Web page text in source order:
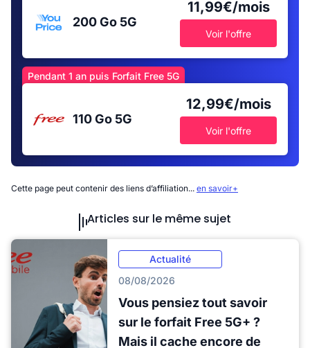
200 Go 5G
11,99€/mois
Voir l'offre
Pendant 1 an puis Forfait Free 5G
110 Go 5G
12,99€/mois
Voir l'offre
Cette page peut contenir des liens d’affiliation... en savoir+
Articles sur le même sujet
Actualité
08/08/2026
Vous pensiez tout savoir
sur le forfait Free 5G+ ?
Mais il cache encore de